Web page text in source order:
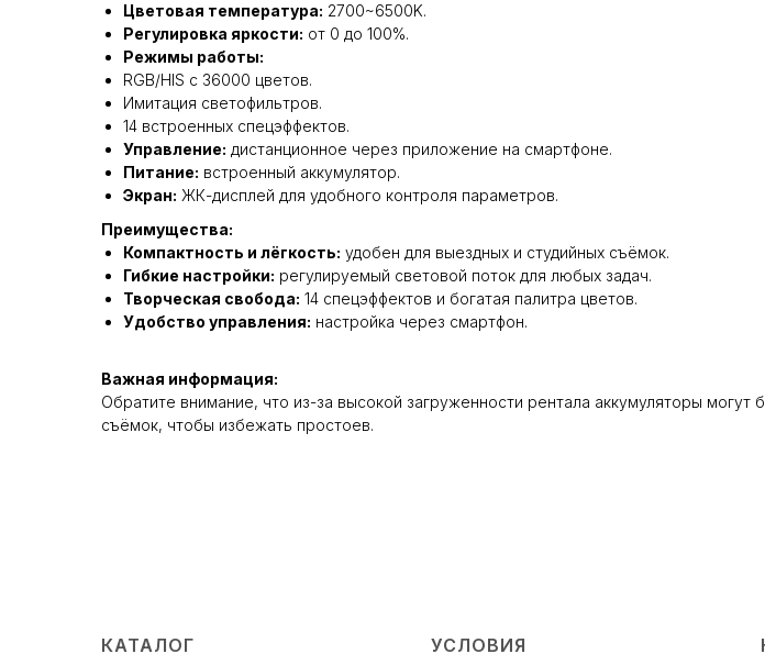
Цветовая температура: 2700~6500K.
Регулировка яркости: от 0 до 100%.
Режимы работы:
RGB/HIS с 36000 цветов.
Имитация светофильтров.
14 встроенных спецэффектов.
Управление: дистанционное через приложение на смартфоне.
Питание: встроенный аккумулятор.
Экран: ЖК-дисплей для удобного контроля параметров.
Преимущества:
Компактность и лёгкость: удобен для выездных и студийных съёмок.
Гибкие настройки: регулируемый световой поток для любых задач.
Творческая свобода: 14 спецэффектов и богатая палитра цветов.
Удобство управления: настройка через смартфон.
Важная информация:
Обратите внимание, что из-за высокой загруженности рентала аккумуляторы
съёмок, чтобы избежать простоев.
КАТАЛОГ УСЛОВИЯ